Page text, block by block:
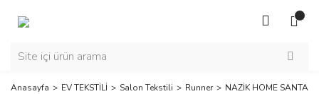
Anasayfa EV TEKSTİLİ Salon Tekstili Runner NAZİK HOME SANTA